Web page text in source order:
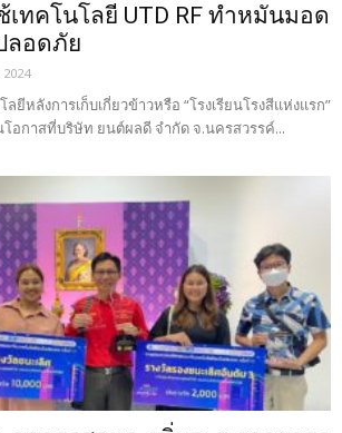
เทคโนโลยี UTD RF ทำหมันมอด
ลอดภัย
ยีหลังการเก็บเกี่ยวข้าวหรือ “โรงเรียนโรงสีแห่งแรก”
โอกาสที่บริษัท ยนต์ผลดี จำกัด จ.นครสวรรค์...